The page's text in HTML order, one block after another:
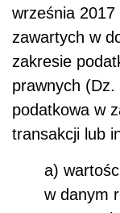
września
zawartych w
zakresie
prawnych
podatkowa w
transakcji lub
a)
w danym